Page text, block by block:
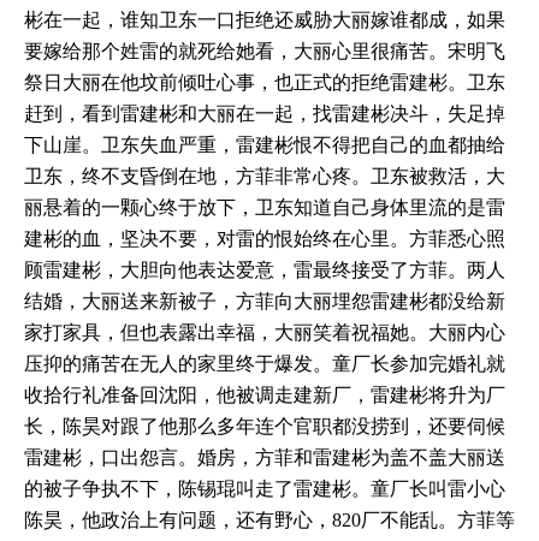
彬在一起，谁知卫东一口拒绝还威胁大丽嫁谁都成，如果
要嫁给那个姓雷的就死给她看，大丽心里很痛苦。宋明飞
祭日大丽在他坟前倾吐心事，也正式的拒绝雷建彬。卫东
赶到，看到雷建彬和大丽在一起，找雷建彬决斗，失足掉
下山崖。卫东失血严重，雷建彬恨不得把自己的血都抽给
卫东，终不支昏倒在地，方菲非常心疼。卫东被救活，大
丽悬着的一颗心终于放下，卫东知道自己身体里流的是雷
建彬的血，坚决不要，对雷的恨始终在心里。方菲悉心照
顾雷建彬，大胆向他表达爱意，雷最终接受了方菲。两人
结婚，大丽送来新被子，方菲向大丽埋怨雷建彬都没给新
家打家具，但也表露出幸福，大丽笑着祝福她。大丽内心
压抑的痛苦在无人的家里终于爆发。童厂长参加完婚礼就
收拾行礼准备回沈阳，他被调走建新厂，雷建彬将升为厂
长，陈昊对跟了他那么多年连个官职都没捞到，还要伺候
雷建彬，口出怨言。婚房，方菲和雷建彬为盖不盖大丽送
的被子争执不下，陈锡琨叫走了雷建彬。童厂长叫雷小心
陈昊，他政治上有问题，还有野心，820厂不能乱。方菲等